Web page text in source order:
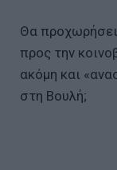
Θα
προς την
ακόμη και
στη Βουλή;